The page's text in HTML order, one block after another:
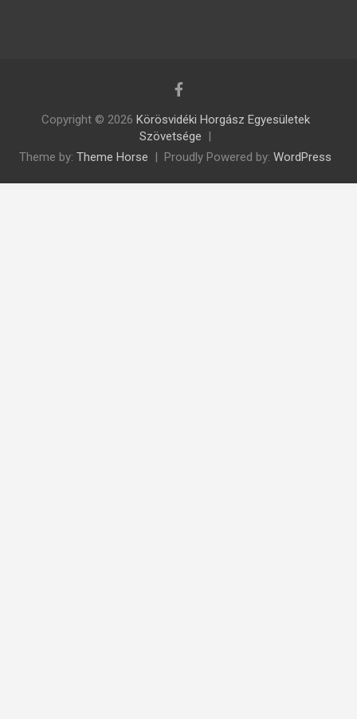
Copyright © 2026 Körösvidéki Horgász Egyesületek
Szövetsége
Theme by: Theme Horse Proudly Powered by: WordPress